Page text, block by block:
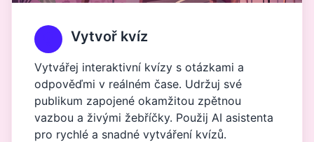
Vytvoř kvíz
Vytvářej interaktivní kvízy s otázkami a
odpověďmi v reálném čase. Udržuj své
publikum zapojené okamžitou zpětnou
vazbou a živými žebříčky. Použij AI asistenta
pro rychlé a snadné vytváření kvízů.